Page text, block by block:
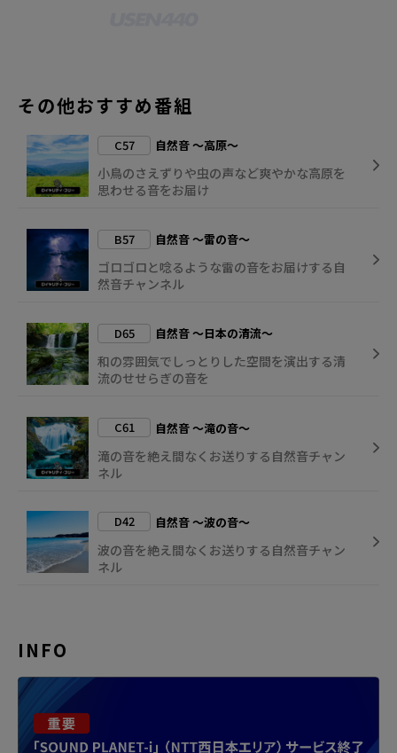
その他おすすめ番組
C57 自然音 ～高原～
小鳥のさえずりや虫の声など爽やかな高原を
思わせる音をお届け
B57 自然音 ～雷の音～
ゴロゴロと唸るような雷の音をお届けする自
然音チャンネル
D65 自然音 ～日本の清流～
和の雰囲気でしっとりした空間を演出する清
流のせせらぎの音を
C61 自然音 ～滝の音～
滝の音を絶え間なくお送りする自然音チャン
ネル
D42 自然音 ～波の音～
波の音を絶え間なくお送りする自然音チャン
ネル
INFO